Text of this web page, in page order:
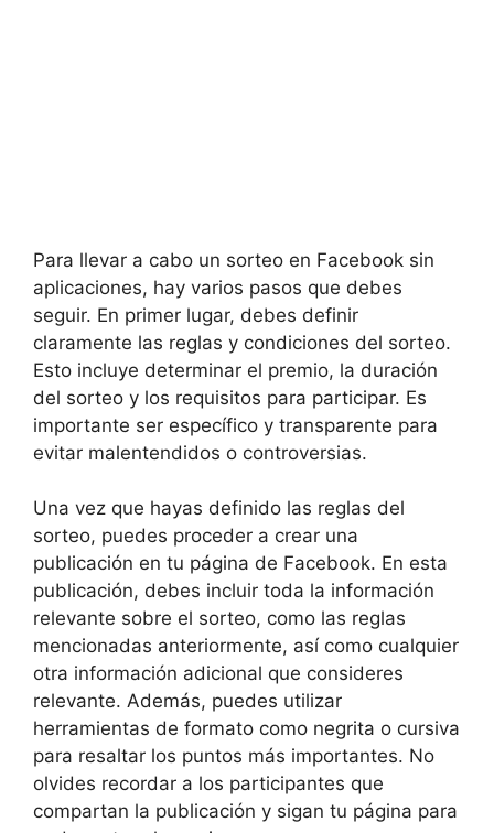
Para llevar a cabo un sorteo en Facebook sin
aplicaciones, hay varios pasos que debes
seguir. En primer lugar, debes definir
claramente las reglas y condiciones del sorteo.
Esto incluye determinar el premio, la duración
del sorteo y los requisitos para participar. Es
importante ser específico y transparente para
evitar malentendidos o controversias.
Una vez que hayas definido las reglas del
sorteo, puedes proceder a crear una
publicación en tu página de Facebook. En esta
publicación, debes incluir toda la información
relevante sobre el sorteo, como las reglas
mencionadas anteriormente, así como cualquier
otra información adicional que consideres
relevante. Además, puedes utilizar
herramientas de formato como negrita o cursiva
para resaltar los puntos más importantes. No
olvides recordar a los participantes que
compartan la publicación y sigan tu página para